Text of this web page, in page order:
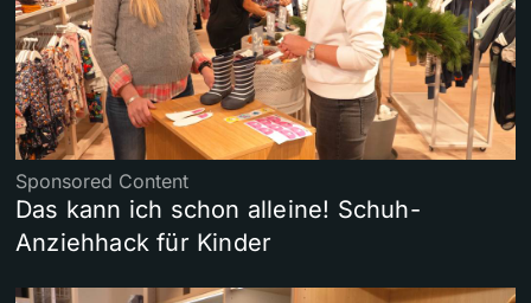
Sponsored Content
Das kann ich schon alleine! Schuh-
Anziehhack für Kinder